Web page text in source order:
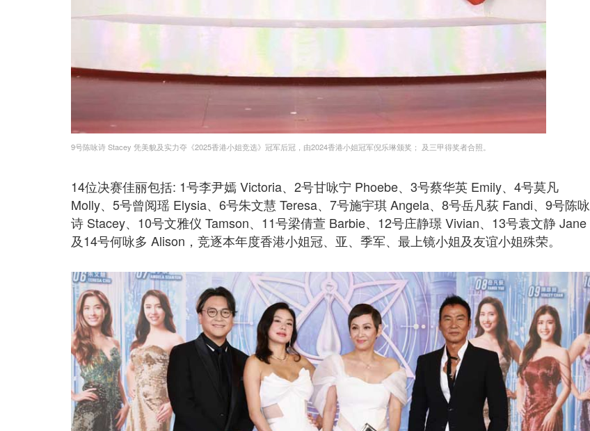
9号陈咏诗 Stacey 凭美貌及实力夺《2025香港小姐竞选》冠军后冠，由2024香港小姐冠军倪乐琳颁奖； 及三甲得奖者合照。
14位决赛佳丽包括: 1号李尹嫣 Victoria、2号甘咏宁 Phoebe、3号蔡华英 Emily、4号莫凡
Molly、5号曾阅瑶 Elysia、6号朱文慧 Teresa、7号施宇琪 Angela、8号岳凡荻 Fandi、9号陈咏
诗 Stacey、10号文雅仪 Tamson、11号梁倩萱 Barbie、12号庄静璟 Vivian、13号袁文静 Jane
及14号何咏多 Alison，竞逐本年度香港小姐冠、亚、季军、最上镜小姐及友谊小姐殊荣。